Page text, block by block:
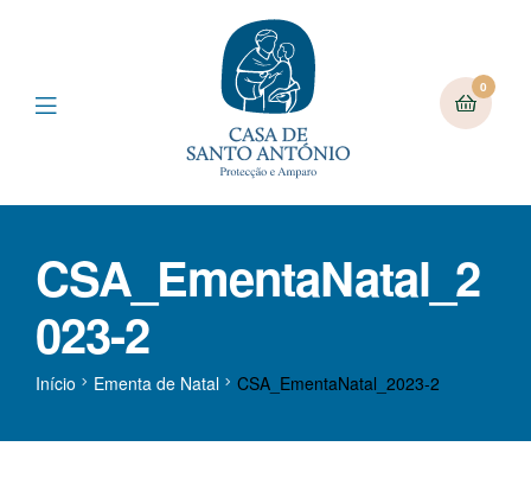
0
CSA_EmentaNatal_2
023-2
Início Ementa de Natal CSA_EmentaNatal_2023-2